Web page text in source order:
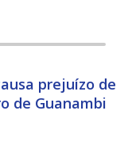
prejuízo de
de Guanambi